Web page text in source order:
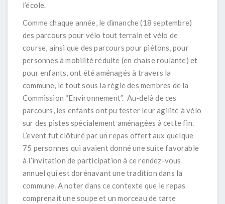
l’école.
Comme chaque année, le dimanche (18 septembre)
des parcours pour vélo tout terrain et vélo de
course, ainsi que des parcours pour piétons, pour
personnes à mobilité réduite (en chaise roulante) et
pour enfants, ont été aménagés à travers la
commune, le tout sous la régie des membres de la
Commission “Environnement”. Au-delà de ces
parcours, les enfants ont pu tester leur agilité à vélo
sur des pistes spécialement aménagées à cette fin.
L’event fut clôturé par un repas offert aux quelque
75 personnes qui avaient donné une suite favorable
à l’invitation de participation à ce rendez-vous
annuel qui est dorénavant une tradition dans la
commune. A noter dans ce contexte que le repas
comprenait une soupe et un morceau de tarte